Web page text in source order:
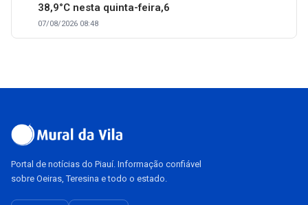
38,9°C nesta quinta-feira,6
07/08/2026 08:48
Portal de notícias do Piauí. Informação confiável
sobre Oeiras, Teresina e todo o estado.